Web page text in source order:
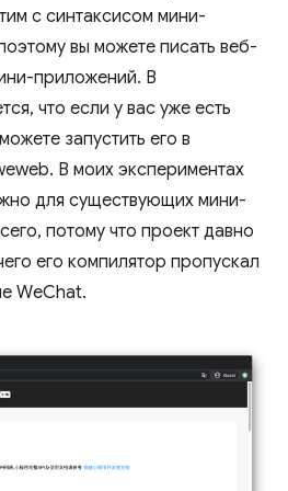
с синтаксисом мини-
вы можете писать веб-
приложений. В
что если у вас уже есть
запустить его в
В моих экспериментах
для существующих мини-
потому что проект давно
его компилятор пропускал
WeChat.